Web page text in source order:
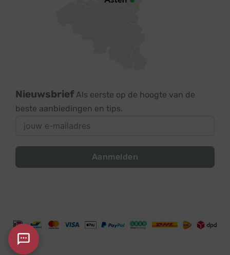
Nieuwsbrief Als eerste op de hoogte van de
beste aanbiedingen en tips.
Aanmelden